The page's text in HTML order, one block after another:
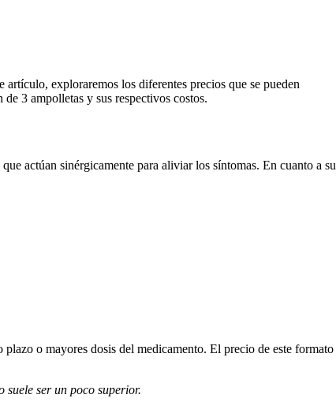
exploraremos los diferentes precios que se pueden
3 ampolletas y sus respectivos costos.
actúan sinérgicamente para aliviar los síntomas. En cuanto a su
o mayores dosis del medicamento. El precio de este formato
ser un poco superior.